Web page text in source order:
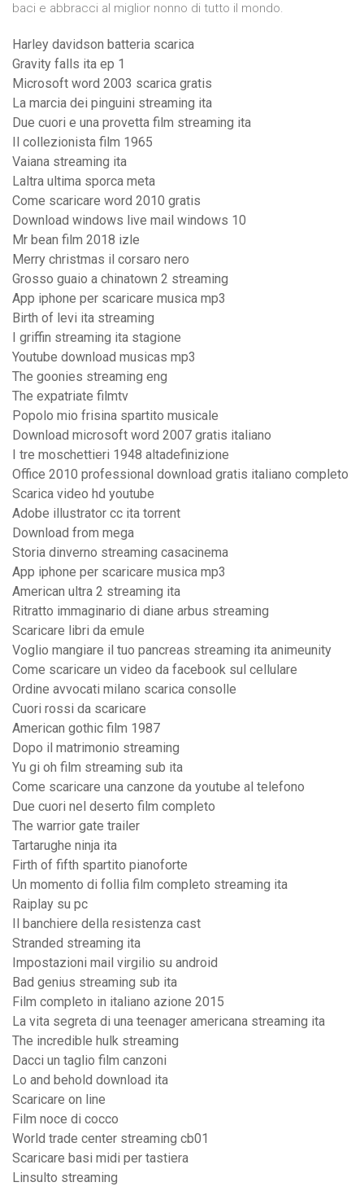
baci e abbracci al miglior nonno di tutto il mondo.
Harley davidson batteria scarica
Gravity falls ita ep 1
Microsoft word 2003 scarica gratis
La marcia dei pinguini streaming ita
Due cuori e una provetta film streaming ita
Il collezionista film 1965
Vaiana streaming ita
Laltra ultima sporca meta
Come scaricare word 2010 gratis
Download windows live mail windows 10
Mr bean film 2018 izle
Merry christmas il corsaro nero
Grosso guaio a chinatown 2 streaming
App iphone per scaricare musica mp3
Birth of levi ita streaming
I griffin streaming ita stagione
Youtube download musicas mp3
The goonies streaming eng
The expatriate filmtv
Popolo mio frisina spartito musicale
Download microsoft word 2007 gratis italiano
I tre moschettieri 1948 altadefinizione
Office 2010 professional download gratis italiano completo
Scarica video hd youtube
Adobe illustrator cc ita torrent
Download from mega
Storia dinverno streaming casacinema
App iphone per scaricare musica mp3
American ultra 2 streaming ita
Ritratto immaginario di diane arbus streaming
Scaricare libri da emule
Voglio mangiare il tuo pancreas streaming ita animeunity
Come scaricare un video da facebook sul cellulare
Ordine avvocati milano scarica consolle
Cuori rossi da scaricare
American gothic film 1987
Dopo il matrimonio streaming
Yu gi oh film streaming sub ita
Come scaricare una canzone da youtube al telefono
Due cuori nel deserto film completo
The warrior gate trailer
Tartarughe ninja ita
Firth of fifth spartito pianoforte
Un momento di follia film completo streaming ita
Raiplay su pc
Il banchiere della resistenza cast
Stranded streaming ita
Impostazioni mail virgilio su android
Bad genius streaming sub ita
Film completo in italiano azione 2015
La vita segreta di una teenager americana streaming ita
The incredible hulk streaming
Dacci un taglio film canzoni
Lo and behold download ita
Scaricare on line
Film noce di cocco
World trade center streaming cb01
Scaricare basi midi per tastiera
Linsulto streaming